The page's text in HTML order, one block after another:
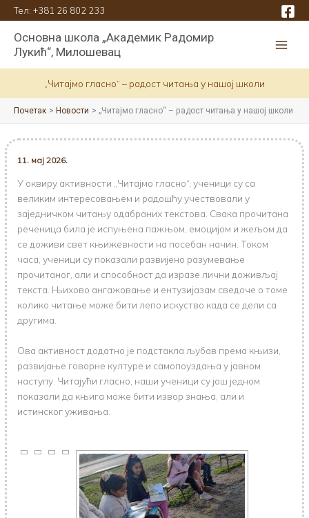
Пређи
на
садржај
Тел: +381 26 802 233
Основна школа „Академик Радомир
Лукић“, Милошевац
„Читаjмо гласно“ – радост читања у нашој школи
Почетак Новости „Читаjмо гласно“ – радост читања у нашој школи
11. мај 2026.
У оквиру активности „Читајмо гласно“, ученици су са
великим интересовањем и радошћу учествовали у
заједничком читању одабраних текстова. Свака прочитана
реченица била је испуњена пажњом, емоцијом и жељом да
се доживи свет књижевности на посебан начин. Током
часа, ученици су показали развијено разумевање
прочитаног, али и способност да изразе лични доживљај
текста. Њихово ангажовање и ентузијазам сведоче о томе
колико читање може бити лепо искуство када се дели са
другима.
Ова активност додатно је подстакла љубав према књизи,
развијање говорне културе и самопоуздања у јавном
наступу. Читајући гласно, наши ученици су још једном
показали да књига може бити извор знања, али и
истинског уживања.